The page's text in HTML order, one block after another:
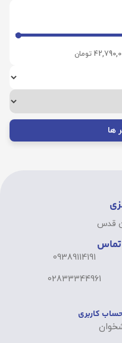
تومان
ها
قدس
09389114191
02833344961
کاربری